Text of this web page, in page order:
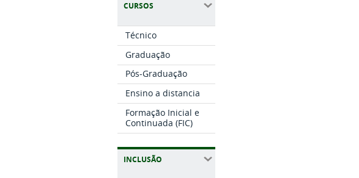
CURSOS
Técnico
Graduação
Pós-Graduação
Ensino a distancia
Formação Inicial e
Continuada (FIC)
INCLUSÃO